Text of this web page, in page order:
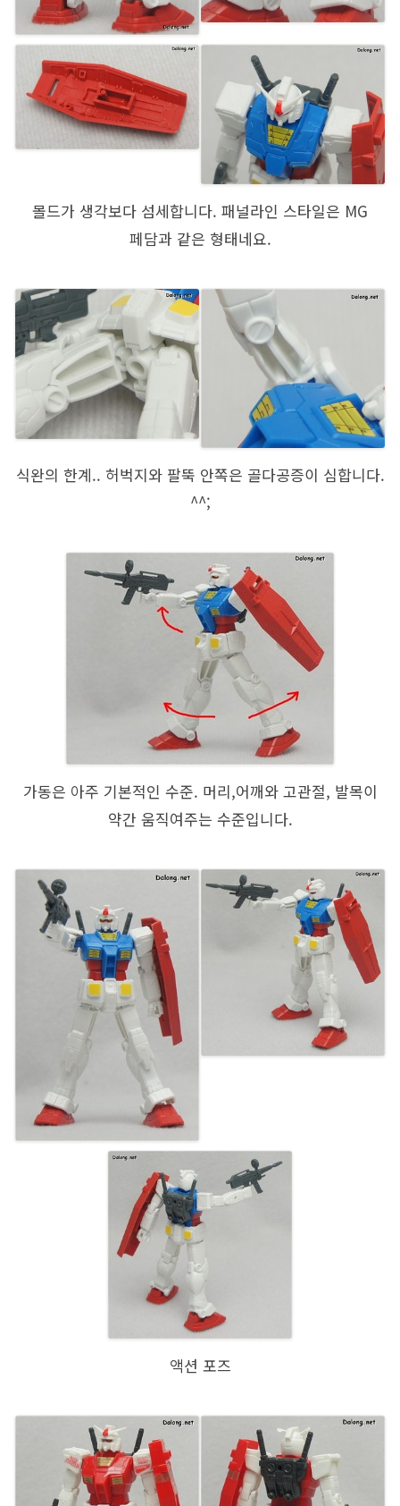
몰드가 생각보다 섬세합니다. 패널라인 스타일은 MG
페담과 같은 형태네요.
식완의 한계.. 허벅지와 팔뚝 안쪽은 골다공증이 심합니다.
^^;
가동은 아주 기본적인 수준. 머리,어깨와 고관절, 발목이
약간 움직여주는 수준입니다.
액션 포즈